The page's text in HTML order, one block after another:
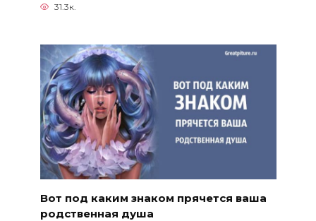
31.3к.
Вот под каким знаком прячется ваша
родственная душа